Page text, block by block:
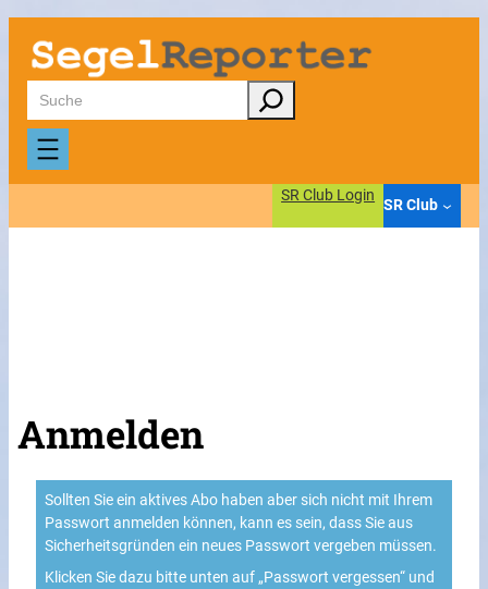
Suchen
SR Club Login
SR Club
Anmelden
Sollten Sie ein aktives Abo haben aber sich nicht mit Ihrem
Passwort anmelden können, kann es sein, dass Sie aus
Sicherheitsgründen ein neues Passwort vergeben müssen.
Klicken Sie dazu bitte unten auf „Passwort vergessen“ und